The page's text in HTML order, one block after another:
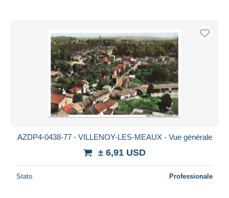
AZDP4-0438-77 - VILLENOY-LES-MEAUX - Vue générale
± 6,91 USD
Stato Professionale